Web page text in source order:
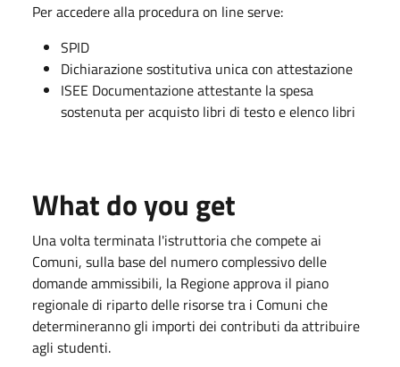
Per accedere alla procedura on line serve:
SPID
Dichiarazione sostitutiva unica con attestazione
ISEE Documentazione attestante la spesa
sostenuta per acquisto libri di testo e elenco libri
What do you get
Una volta terminata l'istruttoria che compete ai
Comuni, sulla base del numero complessivo delle
domande ammissibili, la Regione approva il piano
regionale di riparto delle risorse tra i Comuni che
determineranno gli importi dei contributi da attribuire
agli studenti.